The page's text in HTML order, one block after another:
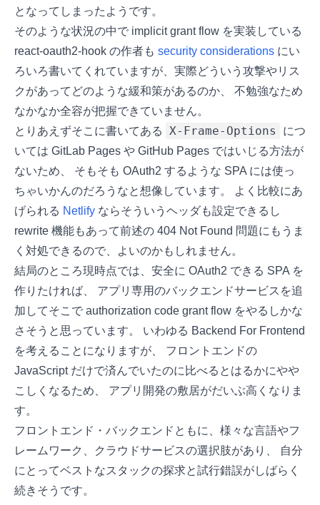
となってしまったようです。
そのような状況の中で implicit grant flow を実装している
react-oauth2-hook の作者も security considerations にい
ろいろ書いてくれていますが、実際どういう攻撃やリス
クがあってどのような緩和策があるのか、 不勉強なため
なかなか全容が把握できていません。
とりあえずそこに書いてある
X-Frame-Options
につ
いては GitLab Pages や GitHub Pages ではいじる方法が
ないため、 そもそも OAuth2 するような SPA には使っ
ちゃいかんのだろうなと想像しています。 よく比較にあ
げられる Netlify ならそういうヘッダも設定できるし
rewrite 機能もあって前述の 404 Not Found 問題にもうま
く対処できるので、よいのかもしれません。
結局のところ現時点では、安全に OAuth2 できる SPA を
作りたければ、 アプリ専用のバックエンドサービスを追
加してそこで authorization code grant flow をやるしかな
さそうと思っています。 いわゆる Backend For Frontend
を考えることになりますが、 フロントエンドの
JavaScript だけで済んでいたのに比べるとはるかにやや
こしくなるため、 アプリ開発の敷居がだいぶ高くなりま
す。
フロントエンド・バックエンドともに、様々な言語やフ
レームワーク、クラウドサービスの選択肢があり、 自分
にとってベストなスタックの探求と試行錯誤がしばらく
続きそうです。